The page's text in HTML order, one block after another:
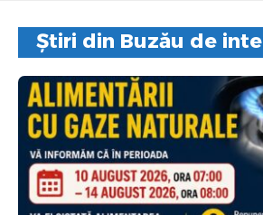
Știri din Buzău de